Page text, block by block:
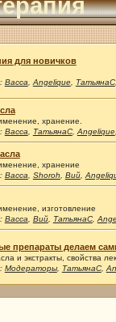
для новичков
Васса Angelique, ТатьянаС,
хранение.
Васса ТатьянаС, Angelique,
хранение
Васса Shoroh Вий,
изготовление
Васса Вий, ТатьянаС,
препараты делаем
и экстракты, свойства
Модераторы, ТатьянаС,